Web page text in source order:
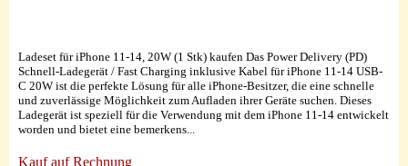
Ladeset für iPhone 11-14, 20W (1 Stk) kaufen Das Power Delivery (PD)
Schnell-Ladegerät / Fast Charging inklusive Kabel für iPhone 11-14 USB-
C 20W ist die perfekte Lösung für alle iPhone-Besitzer, die eine schnelle
und zuverlässige Möglichkeit zum Aufladen ihrer Geräte suchen. Dieses
Ladegerät ist speziell für die Verwendung mit dem iPhone 11-14 entwickelt
worden und bietet eine bemerkens...
Kauf auf Rechnung